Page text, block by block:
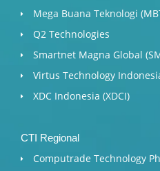
Mega Buana Teknologi
Q2 Technologies
Smartnet Magna Global
Virtus Technology
XDC Indonesia (XDCI)
CTI Regional
Computrade Technology